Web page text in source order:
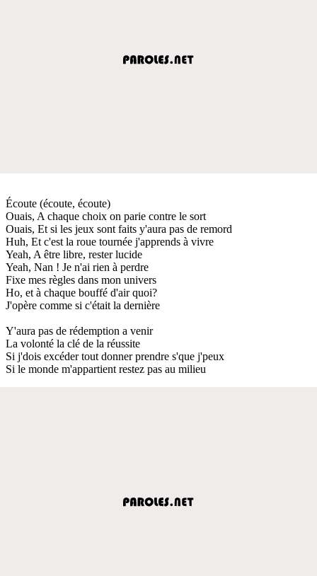
Écoute (écoute, écoute)
Ouais, A chaque choix on parie contre le sort
Ouais, Et si les jeux sont faits y'aura pas de remord
Huh, Et c'est la roue tournée j'apprends à vivre
Yeah, A être libre, rester lucide
Yeah, Nan ! Je n'ai rien à perdre
Fixe mes règles dans mon univers
Ho, et à chaque bouffé d'air quoi?
J'opère comme si c'était la dernière
Y'aura pas de rédemption a venir
La volonté la clé de la réussite
Si j'dois excéder tout donner prendre s'que j'peux
Si le monde m'appartient restez pas au milieu